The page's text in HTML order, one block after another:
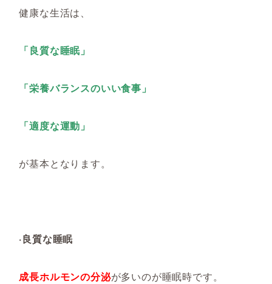
健康な生活は、
「良質な睡眠」
「栄養バランスのいい食事」
「適度な運動」
が基本となります。
·良質な睡眠
成長ホルモンの分泌が多いのが睡眠時です。